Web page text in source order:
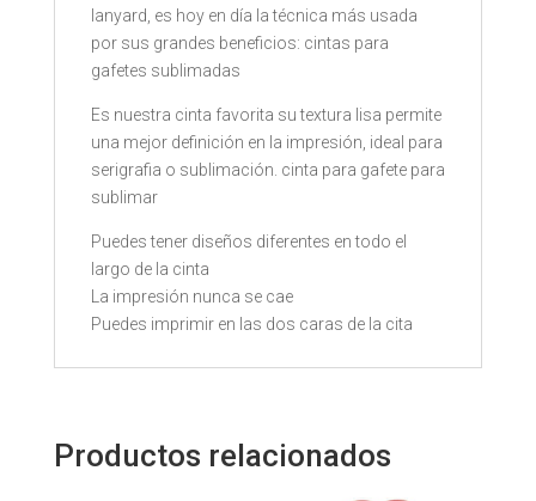
lanyard, es hoy en día la técnica más usada
por sus grandes beneficios: cintas para
gafetes sublimadas
Es nuestra cinta favorita su textura lisa permite
una mejor definición en la impresión, ideal para
serigrafia o sublimación. cinta para gafete para
sublimar
Puedes tener diseños diferentes en todo el
largo de la cinta
La impresión nunca se cae
Puedes imprimir en las dos caras de la cita
Productos relacionados